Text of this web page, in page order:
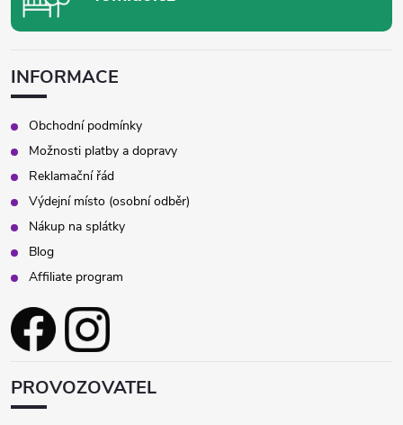
INFORMACE
Obchodní podmínky
Možnosti platby a dopravy
Reklamační řád
Výdejní místo (osobní odběr)
Nákup na splátky
Blog
Affiliate program
PROVOZOVATEL